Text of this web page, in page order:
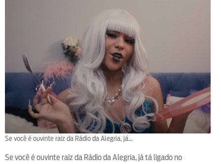
Se você é ouvinte raiz da Rádio da Alegria, já…
Se você é ouvinte raiz da Rádio da Alegria, já tá ligado no